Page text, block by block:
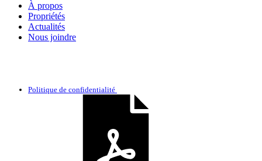
À propos
Propriétés
Actualités
Nous joindre
Politique de confidentialité